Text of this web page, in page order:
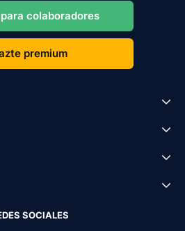
colaboradores
premium
SOCIALES